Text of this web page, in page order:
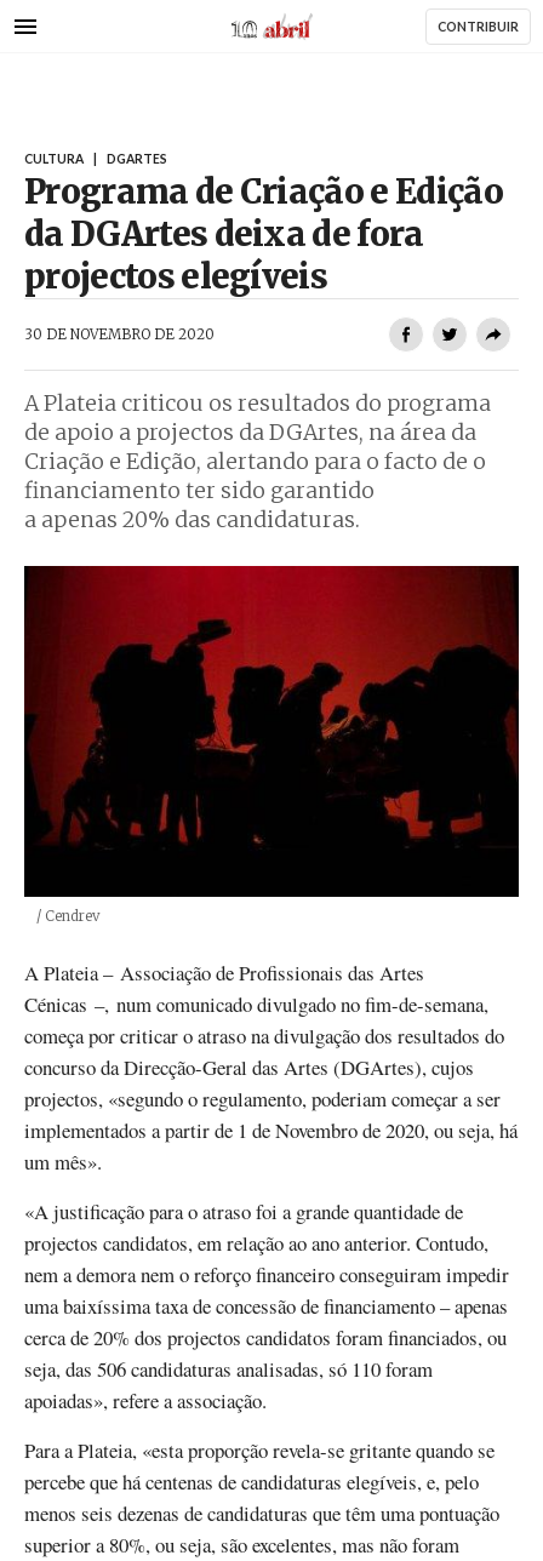
para
AbrilAbril CONTRIBUIR
CULTURA DGARTES
Programa de Criação e Edição
da DGArtes deixa de fora
projectos elegíveis
30 DE NOVEMBRO DE 2020
A Plateia criticou os resultados do programa
de apoio a projectos da DGArtes, na área da
Criação e Edição, alertando para o facto de o
financiamento ter sido garantido
a apenas 20% das candidaturas.
Créditos
/ Cendrev
A Plateia – Associação de Profissionais das Artes
Cénicas –, num comunicado divulgado no fim-de-semana,
começa por criticar o atraso na divulgação dos resultados do
concurso da Direcção-Geral das Artes (DGArtes), cujos
projectos, «segundo o regulamento, poderiam começar a ser
implementados a partir de 1 de Novembro de 2020, ou seja, há
um mês».
«A justificação para o atraso foi a grande quantidade de
projectos candidatos, em relação ao ano anterior. Contudo,
nem a demora nem o reforço financeiro conseguiram impedir
uma baixíssima taxa de concessão de financiamento – apenas
cerca de 20% dos projectos candidatos foram financiados, ou
seja, das 506 candidaturas analisadas, só 110 foram
apoiadas», refere a associação.
Para a Plateia, «esta proporção revela-se gritante quando se
percebe que há centenas de candidaturas elegíveis, e, pelo
menos seis dezenas de candidaturas que têm uma pontuação
superior a 80%, ou seja, são excelentes, mas não foram